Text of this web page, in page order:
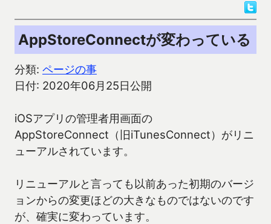
AppStoreConnectが変わっている
分類: ページの事
日付: 2020年06月25日公開
iOSアプリの管理者用画面の
AppStoreConnect（旧iTunesConnect）がリニ
ューアルされています。
リニューアルと言っても以前あった初期のバージ
ョンからの変更ほどの大きなものではないのです
が、確実に変わっています。